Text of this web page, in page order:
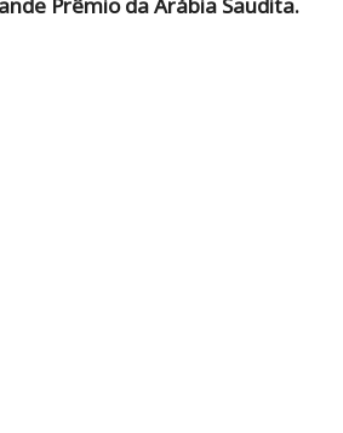
Prêmio da Arábia Saudita.